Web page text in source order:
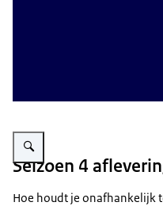
Vergroot afbeelding foto van de
Seizoen 4
Hoe houdt je onafhankelijk